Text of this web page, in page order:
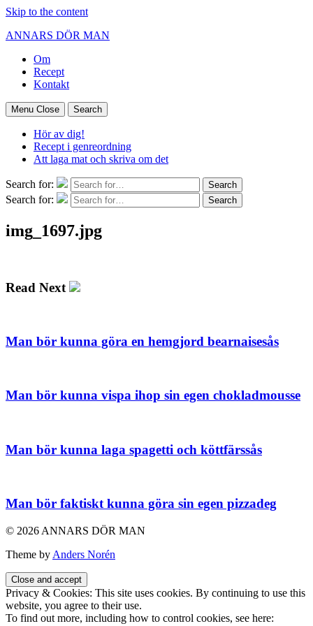
Skip to the content
ANNARS DÖR MAN
Om
Recept
Kontakt
Menu Close Search
Hör av dig!
Recept i genreordning
Att laga mat och skriva om det
Search for: Search
Search for: Search
img_1697.jpg
Read Next
Man bör kunna göra en hemgjord bearnaisesås
Man bör kunna vispa ihop sin egen chokladmousse
Man bör kunna laga spagetti och köttfärssås
Man bör faktiskt kunna göra sin egen pizzadeg
© 2026 ANNARS DÖR MAN
Theme by Anders Norén
Privacy & Cookies: This site uses cookies. By continuing to use this
website, you agree to their use.
To find out more, including how to control cookies, see here: